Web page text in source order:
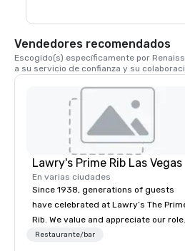
Vendedores recomendados
Escogido(s) específicamente por
a su servicio de confianza y su
Lawry's Prime Rib Las Vegas
En varias ciudades
Since 1938, generations of guests
have celebrated at Lawry’s The
Rib. We value and appreciate our role
in any occasion - any moment - a
Restaurante/bar